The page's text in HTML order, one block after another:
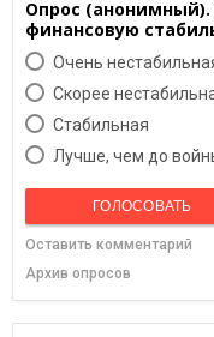
Опрос
финансовую
Очень
Скорее
Cтабильная
Лучше, чем до
ГОЛОСОВАТЬ
Оставить комментарий
Архив опросов